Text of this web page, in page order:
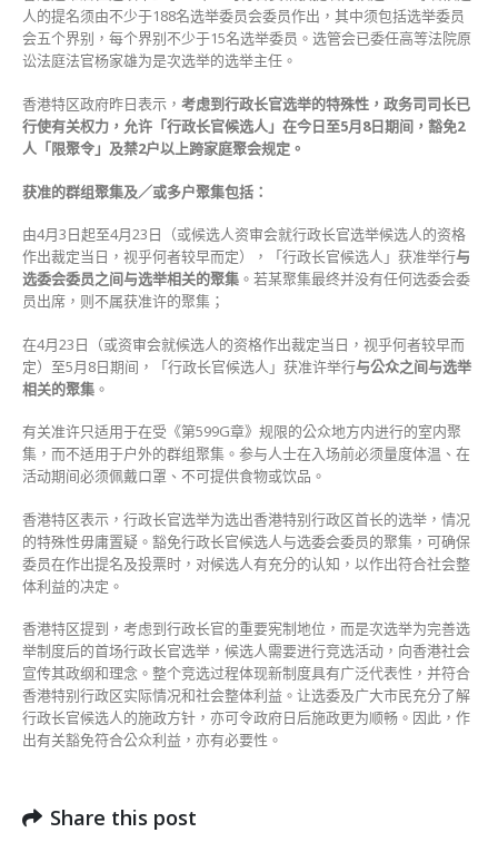
人的提名须由不少于188名选举委员会委员作出，其中须包括选举委员
会五个界别，每个界别不少于15名选举委员。选管会已委任高等法院原
讼法庭法官杨家雄为是次选举的选举主任。
香港特区政府昨日表示， 考虑到行政长官选举的特殊性，政务司司长已
行使有关权力，允许「行政长官候选人」在今日至5月8日期间，豁免2
人「限聚令」及禁2户以上跨家庭聚会规定。
获准的群组聚集及／或多户聚集包括：
由4月3日起至4月23日（或候选人资审会就行政长官选举候选人的资格
作出裁定当日，视乎何者较早而定），「行政长官候选人」获准举行与
选委会委员之间与选举相关的聚集 。若某聚集最终并没有任何选委会委
员出席，则不属获准许的聚集；
在4月23日（或资审会就候选人的资格作出裁定当日，视乎何者较早而
定）至5月8日期间，「行政长官候选人」获准许举行与公众之间与选举
相关的聚集 。
有关准许只适用于在受《第599G章》规限的公众地方内进行的室内聚
集，而不适用于户外的群组聚集。参与人士在入场前必须量度体温、在
活动期间必须佩戴口罩、不可提供食物或饮品。
香港特区表示，行政长官选举为选出香港特别行政区首长的选举，情况
的特殊性毋庸置疑。豁免行政长官候选人与选委会委员的聚集，可确保
委员在作出提名及投票时，对候选人有充分的认知，以作出符合社会整
体利益的决定。
香港特区提到，考虑到行政长官的重要宪制地位，而是次选举为完善选
举制度后的首场行政长官选举，候选人需要进行竞选活动，向香港社会
宣传其政纲和理念。整个竞选过程体现新制度具有广泛代表性，并符合
香港特别行政区实际情况和社会整体利益。让选委及广大市民充分了解
行政长官候选人的施政方针，亦可令政府日后施政更为顺畅。因此，作
出有关豁免符合公众利益，亦有必要性。
Share this post